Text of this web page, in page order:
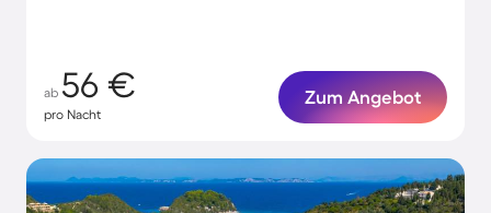
ab 56 €
pro Nacht
Zum Angebot